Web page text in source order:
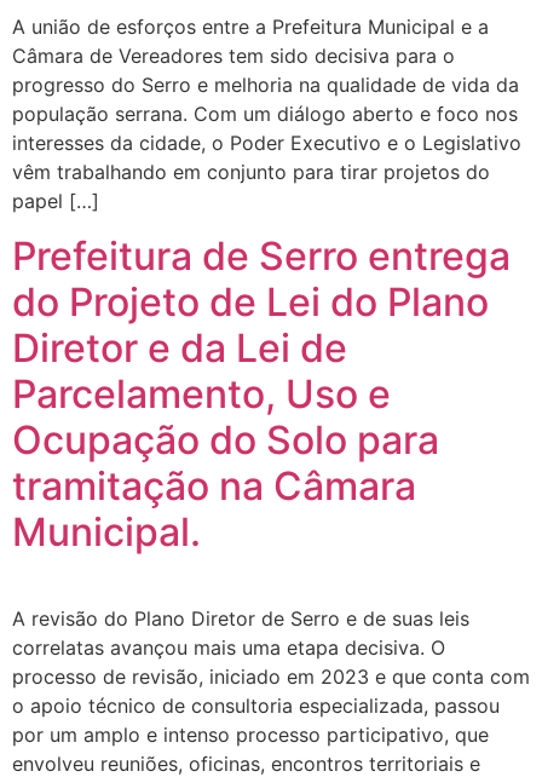
A união de esforços entre a Prefeitura Municipal e a
Câmara de Vereadores tem sido decisiva para o
progresso do Serro e melhoria na qualidade de vida da
população serrana. Com um diálogo aberto e foco nos
interesses da cidade, o Poder Executivo e o Legislativo
vêm trabalhando em conjunto para tirar projetos do
papel […]
Prefeitura de Serro entrega
do Projeto de Lei do Plano
Diretor e da Lei de
Parcelamento, Uso e
Ocupação do Solo para
tramitação na Câmara
Municipal.
A revisão do Plano Diretor de Serro e de suas leis
correlatas avançou mais uma etapa decisiva. O
processo de revisão, iniciado em 2023 e que conta com
o apoio técnico de consultoria especializada, passou
por um amplo e intenso processo participativo, que
envolveu reuniões, oficinas, encontros territoriais e